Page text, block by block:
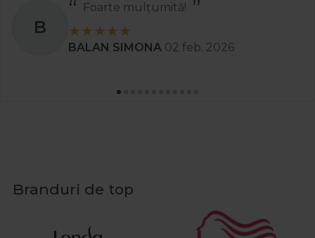
B
Foarte mulțumită!
BALAN SIMONA 02 feb. 2026
Branduri de top